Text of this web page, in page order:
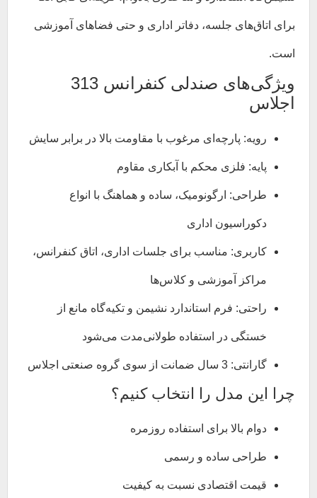
برای اتاق‌های جلسه، دفاتر اداری و حتی فضاهای آموزشی
است.
ویژگی‌های صندلی کنفرانس 313
اجلاس
رویه: پارچه‌ای مرغوب با مقاومت بالا در برابر سایش
پایه: فلزی محکم با آبکاری مقاوم
طراحی: ارگونومیک، ساده و هماهنگ با انواع
دکوراسیون اداری
کاربری: مناسب برای جلسات اداری، اتاق کنفرانس،
مراکز آموزشی و کلاس‌ها
راحتی: فرم استاندارد نشیمن و تکیه‌گاه مانع از
خستگی در استفاده طولانی‌مدت می‌شود
گارانتی: 3 سال ضمانت از سوی گروه صنعتی اجلاس
چرا این مدل را انتخاب کنیم؟
دوام بالا برای استفاده روزمره
طراحی ساده و رسمی
قیمت اقتصادی نسبت به کیفیت